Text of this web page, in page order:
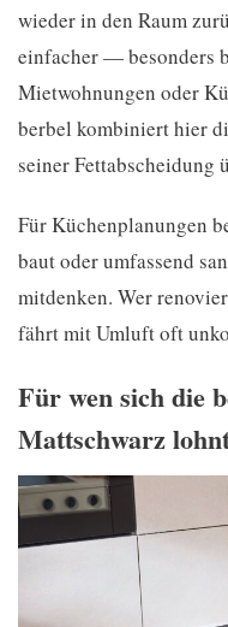
wieder in den Raum
einfacher — besonders
Mietwohnungen oder
berbel kombiniert hier
seiner Fettabscheidung
Für Küchenplanungen
baut oder umfassend
mitdenken. Wer
fährt mit Umluft oft
Für wen sich die
Mattschwarz